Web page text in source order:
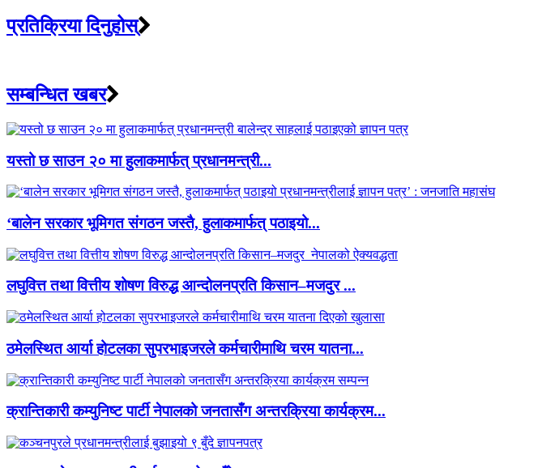
प्रतिक्रिया दिनुहोस्
सम्बन्धित खबर
यस्तो छ साउन २० मा हुलाकमार्फत् प्रधानमन्त्री...
‘बालेन सरकार भूमिगत संगठन जस्तै, हुलाकमार्फत् पठाइयो...
लघुवित्त तथा वित्तीय शोषण विरुद्ध आन्दोलनप्रति किसान–मजदुर ...
ठमेलस्थित आर्या होटलका सुपरभाइजरले कर्मचारीमाथि चरम यातना...
क्रान्तिकारी कम्युनिष्ट पार्टी नेपालको जनतासँग अन्तरक्रिया कार्यक्रम...